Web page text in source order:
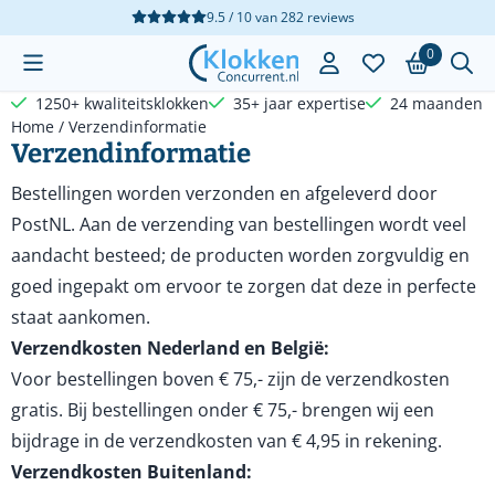
Cookievoorkeuren zijn beschikbaar. Kies instellingen of sta
9.5 / 10van282reviews
0
1250+ kwaliteitsklokken 35+ jaar expertise
24 maanden
Home / Verzendinformatie
Verzendinformatie
Bestellingen worden verzonden en afgeleverd door
PostNL. Aan de verzending van bestellingen wordt veel
aandacht besteed; de producten worden zorgvuldig en
goed ingepakt om ervoor te zorgen dat deze in perfecte
staat aankomen.
Verzendkosten Nederland en België:
Voor bestellingen boven € 75,- zijn de verzendkosten
gratis. Bij bestellingen onder € 75,- brengen wij een
bijdrage in de verzendkosten van € 4,95 in rekening.
Verzendkosten Buitenland: